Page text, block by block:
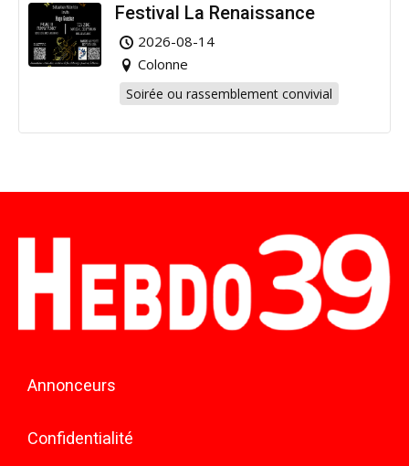
Festival La Renaissance
2026-08-14
Colonne
Soirée ou rassemblement convivial